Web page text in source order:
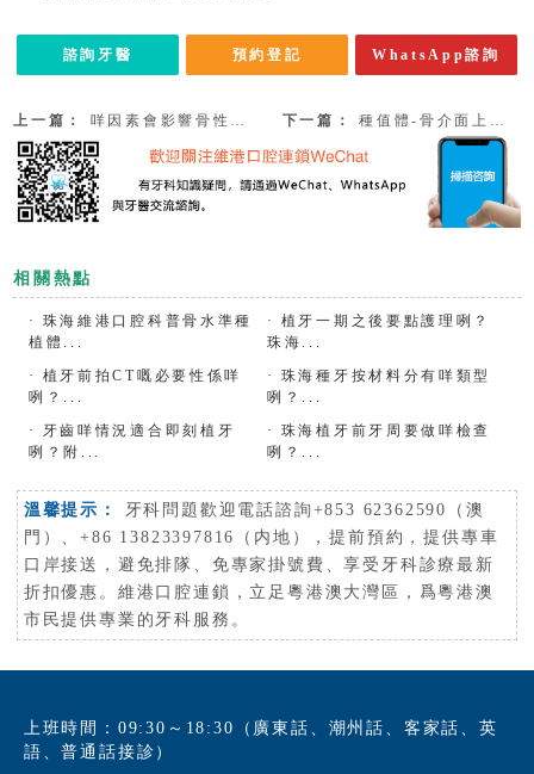
諮詢牙醫 預約登記 WhatsApp諮詢
上一篇： 咩因素會影響骨性結合介面形成咧？附拱北植牙收費2023 下一篇： 種值體-骨介面上嘅應力係咩咧？拱北植牙邊位醫師技術好？
相關熱點
·
珠海維港口腔科普骨水準種
植體...
·
植牙一期之後要點護理咧？
珠海...
·
植牙前拍CT嘅必要性係咩
咧？...
·
珠海種牙按材料分有咩類型
咧？...
·
牙齒咩情況適合即刻植牙
咧？附...
·
珠海植牙前牙周要做咩檢查
咧？...
溫馨提示：
牙科問題歡迎電話諮詢+853 62362590（澳
門）、+86 13823397816（内地），提前預約，提供專車
口岸接送，避免排隊、免專家掛號費、享受牙科診療最新
折扣優惠。維港口腔連鎖，立足粵港澳大灣區，爲粵港澳
市民提供專業的牙科服務。
上班時間：09:30～18:30（廣東話、潮州話、客家話、英
語、普通話接診）